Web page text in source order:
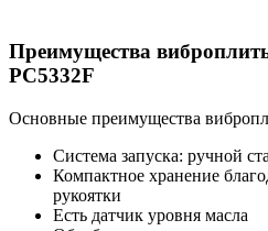
Преимущества
PC5332F
Основные преимущества
Система запуска: ручной
Компактное хранение
рукоятки
Есть датчик уровня масла